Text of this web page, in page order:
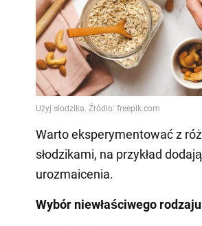
Warto eksperymentować z
słodzikami, na przykład
urozmaicenia.
Wybór niewłaściwego